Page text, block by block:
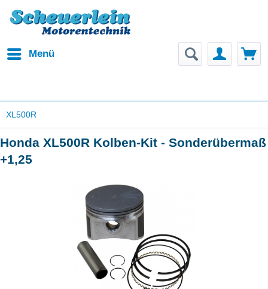
Menü
XL500R
Honda XL500R Kolben-Kit - Sonderübermaß
+1,25